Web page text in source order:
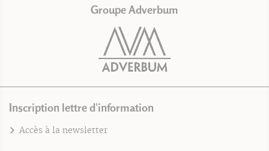
Groupe Adverbum
Inscription lettre d'information
Accès à la newsletter